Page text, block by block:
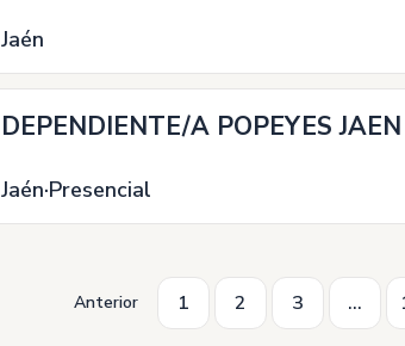
Jaén
DEPENDIENTE/A POPEYES
Jaén Presencial
Anterior 1 2 3 ...